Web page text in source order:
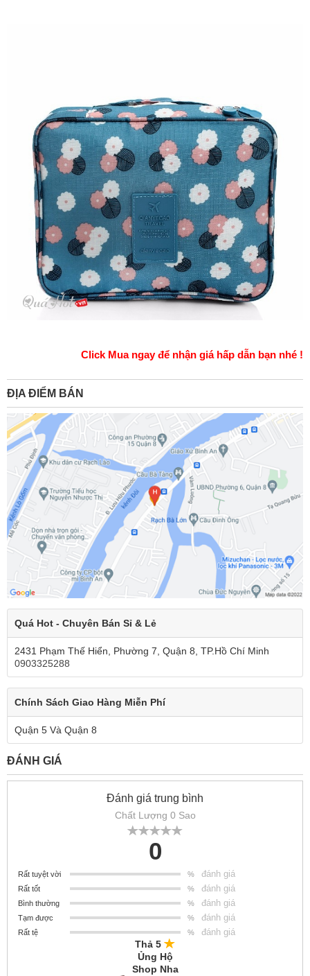
Click Mua ngay để nhận giá hấp dẫn bạn nhé !
ĐỊA ĐIỂM BÁN
Quá Hot - Chuyên Bán Sỉ & Lẻ
2431 Phạm Thế Hiển, Phường 7, Quận 8, TP.Hồ Chí Minh
0903325288
Chính Sách Giao Hàng Miễn Phí
Quận 5 Và Quận 8
ĐÁNH GIÁ
Đánh giá trung bình
Chất Lượng 0 Sao
0
Rất tuyệt vời % đánh giá
Rất tốt % đánh giá
Bình thường % đánh giá
Tạm được % đánh giá
Rất tệ % đánh giá
Thả 5
Ủng Hộ
Shop Nha